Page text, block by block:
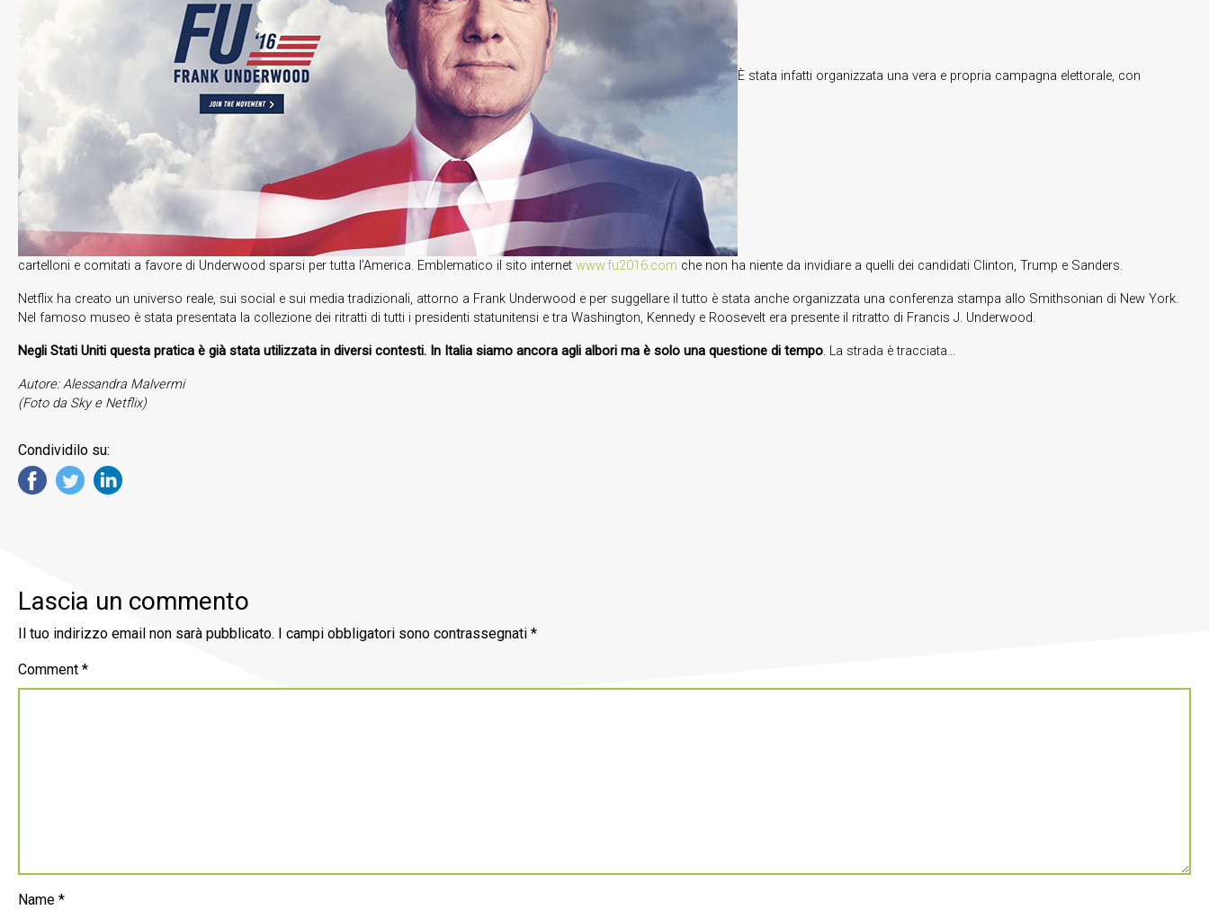
È stata infatti organizzata una vera e propria campagna elettorale, con
cartelloni e comitati a favore di Underwood sparsi per tutta l’America. Emblematico il sito internet www.fu2016.com che non ha niente da invidiare a quelli dei candidati Clinton, Trump e Sanders.
Netflix ha creato un universo reale, sui social e sui media tradizionali, attorno a Frank Underwood e per suggellare il tutto è stata anche organizzata una conferenza stampa allo Smithsonian di New York.
Nel famoso museo è stata presentata la collezione dei ritratti di tutti i presidenti statunitensi e tra Washington, Kennedy e Roosevelt era presente il ritratto di Francis J. Underwood.
Negli Stati Uniti questa pratica è già stata utilizzata in diversi contesti. In Italia siamo ancora agli albori ma è solo una questione di tempo. La strada è tracciata…
Autore: Alessandra Malvermi
(Foto da Sky e Netflix)
Condividilo su:
Lascia un commento
Il tuo indirizzo email non sarà pubblicato. I campi obbligatori sono contrassegnati *
Comment *
Name *